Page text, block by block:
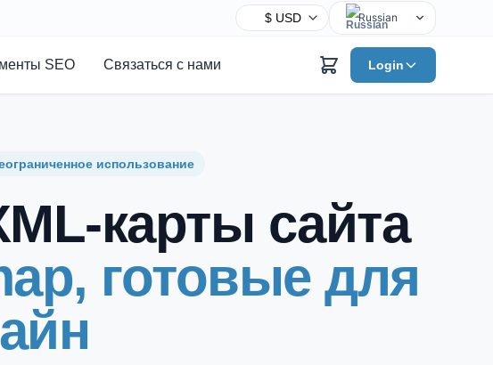
Russian
English
Chinese
Portuguese
Indonesian
SEO Связаться с нами Login
использование
карты сайта
готовые для